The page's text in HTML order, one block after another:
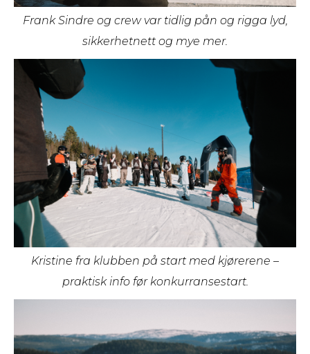
Frank Sindre og crew var tidlig pån og rigga lyd,
sikkerhetnett og mye mer.
Kristine fra klubben på start med kjørerene –
praktisk info før konkurransestart.